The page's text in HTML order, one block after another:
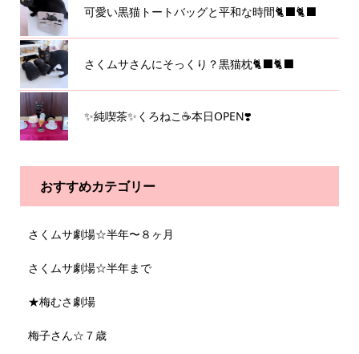
可愛い黒猫トートバッグと平和な時間🐈‍⬛🐈‍⬛
さくムサさんにそっくり？黒猫枕🐈‍⬛🐈‍⬛
✨純喫茶✨くろねこ☕️本日OPEN❣️
おすすめカテゴリー
さくムサ劇場☆半年〜８ヶ月
さくムサ劇場☆半年まで
★梅むさ劇場
梅子さん☆７歳